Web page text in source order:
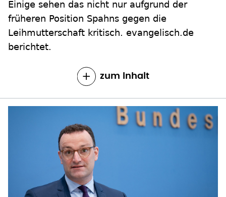
Einige sehen das nicht nur aufgrund der
früheren Position Spahns gegen die
Leihmutterschaft kritisch. evangelisch.de
berichtet.
zum Inhalt